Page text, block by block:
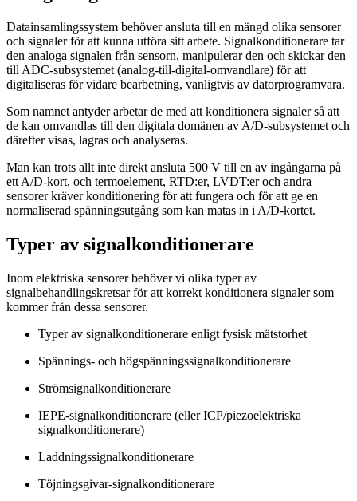
Datainsamlingssystem behöver ansluta till en mängd olika sensorer
och signaler för att kunna utföra sitt arbete. Signalkonditionerare tar
den analoga signalen från sensorn, manipulerar den och skickar den
till ADC-subsystemet (analog-till-digital-omvandlare) för att
digitaliseras för vidare bearbetning, vanligtvis av datorprogramvara.
Som namnet antyder arbetar de med att konditionera signaler så att
de kan omvandlas till den digitala domänen av A/D-subsystemet och
därefter visas, lagras och analyseras.
Man kan trots allt inte direkt ansluta 500 V till en av ingångarna på
ett A/D-kort, och termoelement, RTD:er, LVDT:er och andra
sensorer kräver konditionering för att fungera och för att ge en
normaliserad spänningsutgång som kan matas in i A/D-kortet.
Typer av signalkonditionerare
Inom elektriska sensorer behöver vi olika typer av
signalbehandlingskretsar för att korrekt konditionera signaler som
kommer från dessa sensorer.
Typer av signalkonditionerare enligt fysisk mätstorhet
Spännings- och högspänningssignalkonditionerare
Strömsignalkonditionerare
IEPE-signalkonditionerare (eller ICP/piezoelektriska
signalkonditionerare)
Laddningssignalkonditionerare
Töjningsgivar-signalkonditionerare